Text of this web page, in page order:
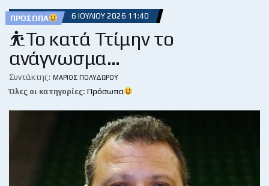
ΠΡΌΣΩΠΑ 6 ΙΟΥΛΊΟΥ 2026 11:40
⛹️Το κατά Ττίμην το
ανάγνωσμα…
Συντάκτης: ΜΆΡΙΟΣ ΠΟΛΥΔΏΡΟΥ
Όλες οι κατηγορίες: Πρόσωπα